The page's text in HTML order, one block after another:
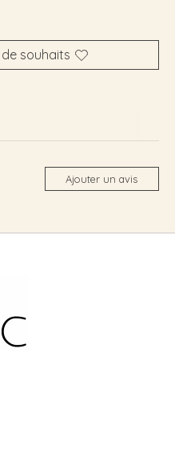
souhaits
Ajouter un avis